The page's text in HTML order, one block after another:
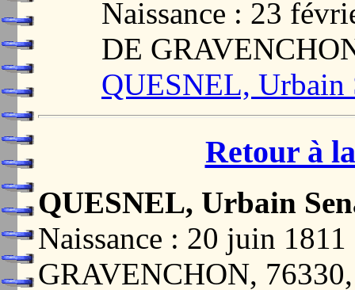
Naissance : 23
DE
QUESNEL, Urbain
Retour à
QUESNEL, Urbain
Naissance : 20 juin
GRAVENCHON,